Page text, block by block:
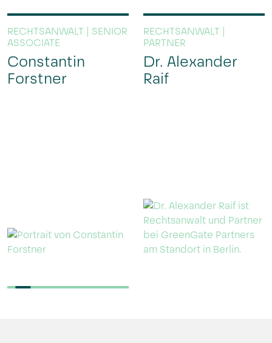
RECHTSANWALT | SENIOR
ASSOCIATE
Constantin
Forstner
RECHTSANWALT |
PARTNER
Dr. Alexander
Raif